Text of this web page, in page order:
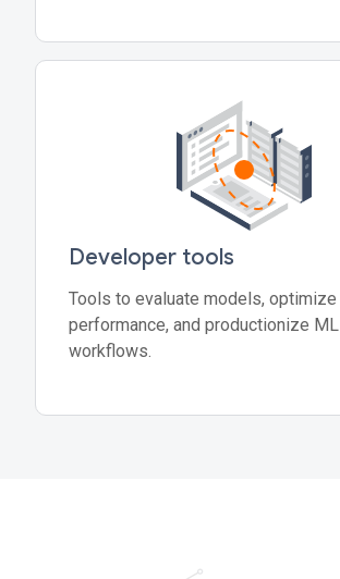
Developer tools
Tools to evaluate models, optimize
performance, and productionize ML
workflows.